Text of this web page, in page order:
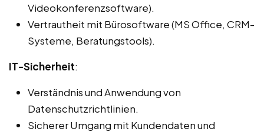
Videokonferenzsoftware).
Vertrautheit mit Bürosoftware (MS Office, CRM-
Systeme, Beratungstools).
IT-Sicherheit:
Verständnis und Anwendung von
Datenschutzrichtlinien.
Sicherer Umgang mit Kundendaten und